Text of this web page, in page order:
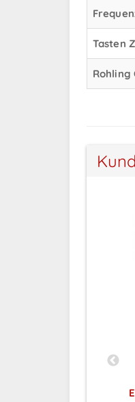
Tasten
Rohling